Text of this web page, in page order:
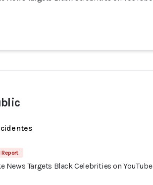
Report
News Targets Black Celebrities on YouTube